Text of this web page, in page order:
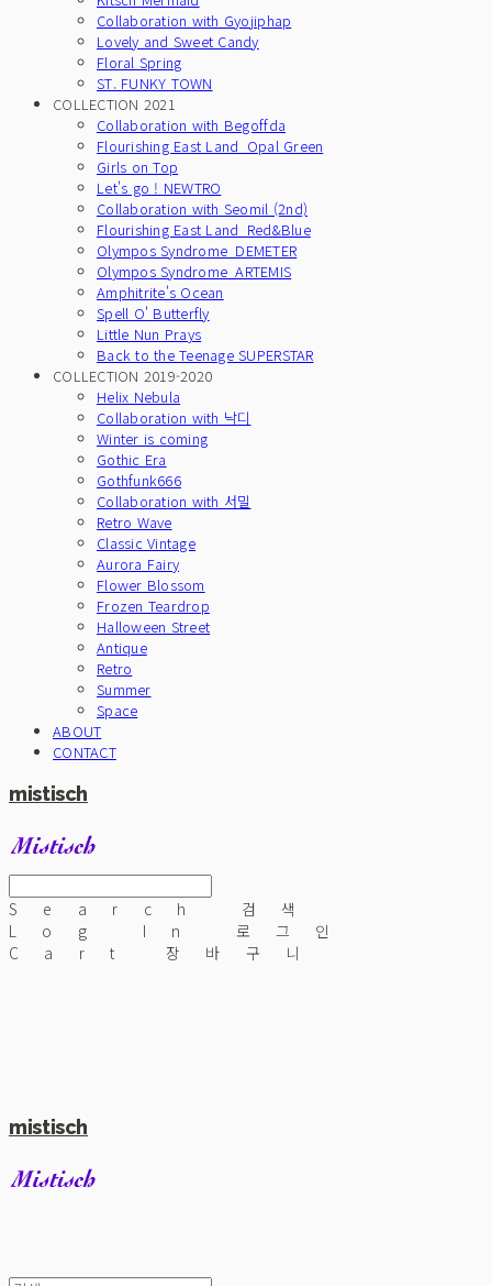
Collaboration with Gyojiphap
Lovely and Sweet Candy
Floral Spring
ST. FUNKY TOWN
COLLECTION 2021
Collaboration with Begoffda
Flourishing East Land_Opal Green
Girls on Top
Let's go ! NEWTRO
Collaboration with Seomil (2nd)
Flourishing East Land_Red&Blue
Olympos Syndrome_DEMETER
Olympos Syndrome_ARTEMIS
Amphitrite's Ocean
Spell O' Butterfly
Little Nun Prays
Back to the Teenage SUPERSTAR
COLLECTION 2019-2020
Helix Nebula
Collaboration with 낙디
Winter is coming
Gothic Era
Gothfunk666
Collaboration with 서밀
Retro Wave
Classic Vintage
Aurora Fairy
Flower Blossom
Frozen Teardrop
Halloween Street
Antique
Retro
Summer
Space
ABOUT
CONTACT
mistisch
Search
검색
Log In
로그인
Cart
장바구니
mistisch